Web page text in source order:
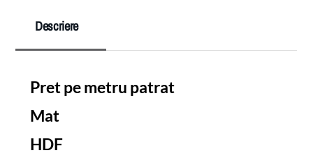
Descriere
Pret pe metru patrat
Mat
HDF